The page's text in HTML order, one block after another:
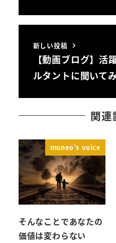
新しい投稿
【動画ブログ】活
ルタントに聞い
関連
muneo's voice
そんなことであなたの
価値は変わらない